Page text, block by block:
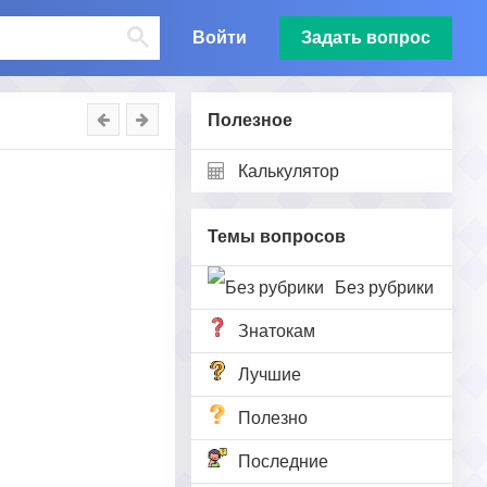
Войти Задать вопрос
Полезное
Калькулятор
Темы вопросов
Без рубрики
Знатокам
Лучшие
Полезно
Последние